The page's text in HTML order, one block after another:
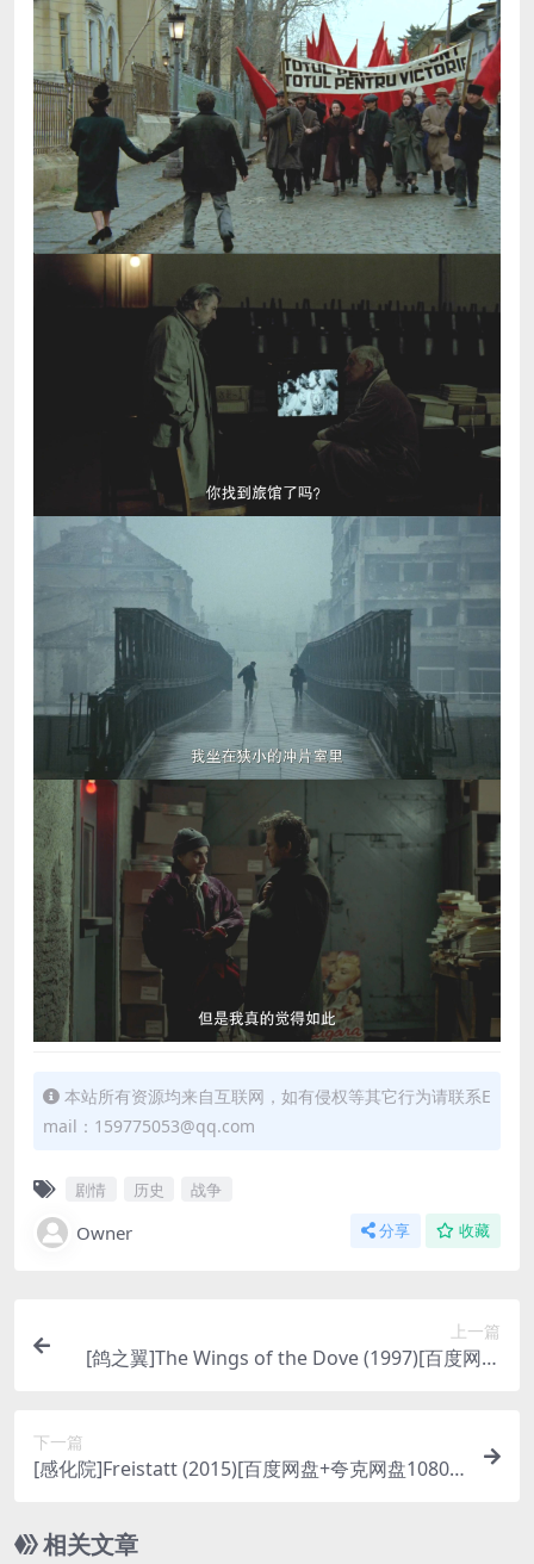
本站所有资源均来自互联网，如有侵权等其它行为请联系E
mail：159775053@qq.com
剧情 历史 战争
Owner 分享 收藏
上一篇
[鸽之翼]The Wings of the Dove (1997)[百度网盘
下一篇
[感化院]Freistatt (2015)[百度网盘+夸克网盘1080P
[中文字幕]
相关文章